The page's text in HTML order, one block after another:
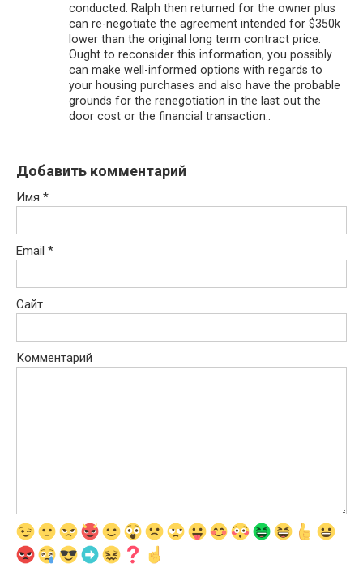
conducted. Ralph then returned for the owner plus
can re-negotiate the agreement intended for $350k
lower than the original long term contract price.
Ought to reconsider this information, you possibly
can make well-informed options with regards to
your housing purchases and also have the probable
grounds for the renegotiation in the last out the
door cost or the financial transaction..
Добавить комментарий
Имя *
Email *
Сайт
Комментарий